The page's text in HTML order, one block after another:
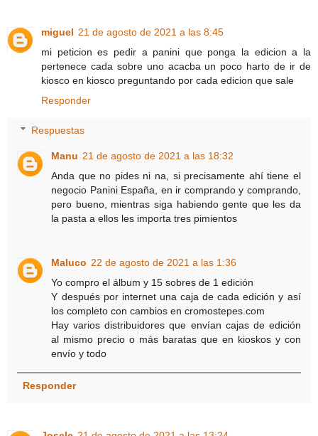
miguel 21 de agosto de 2021 a las 8:45
mi peticion es pedir a panini que ponga la edicion a la
pertenece cada sobre uno acacba un poco harto de ir de
kiosco en kiosco preguntando por cada edicion que sale
Responder
Respuestas
Manu 21 de agosto de 2021 a las 18:32
Anda que no pides ni na, si precisamente ahí tiene el
negocio Panini España, en ir comprando y comprando,
pero bueno, mientras siga habiendo gente que les da
la pasta a ellos les importa tres pimientos
Maluco 22 de agosto de 2021 a las 1:36
Yo compro el álbum y 15 sobres de 1 edición
Y después por internet una caja de cada edición y así
los completo con cambios en cromostepes.com
Hay varios distribuidores que envían cajas de edición
al mismo precio o más baratas que en kioskos y con
envío y todo
Responder